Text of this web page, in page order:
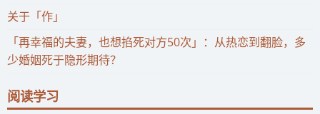
关于「作」
「再幸福的夫妻，也想掐死对方50次」：从热恋到翻脸，多
少婚姻死于隐形期待？
阅读学习